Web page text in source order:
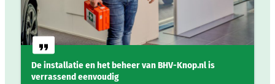
De installatie en het beheer van BHV-Knop.nl is
verrassend eenvoudig